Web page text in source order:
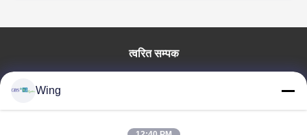
त्वरित सम्पक
वीडियो
वी.आर. शो
Wing